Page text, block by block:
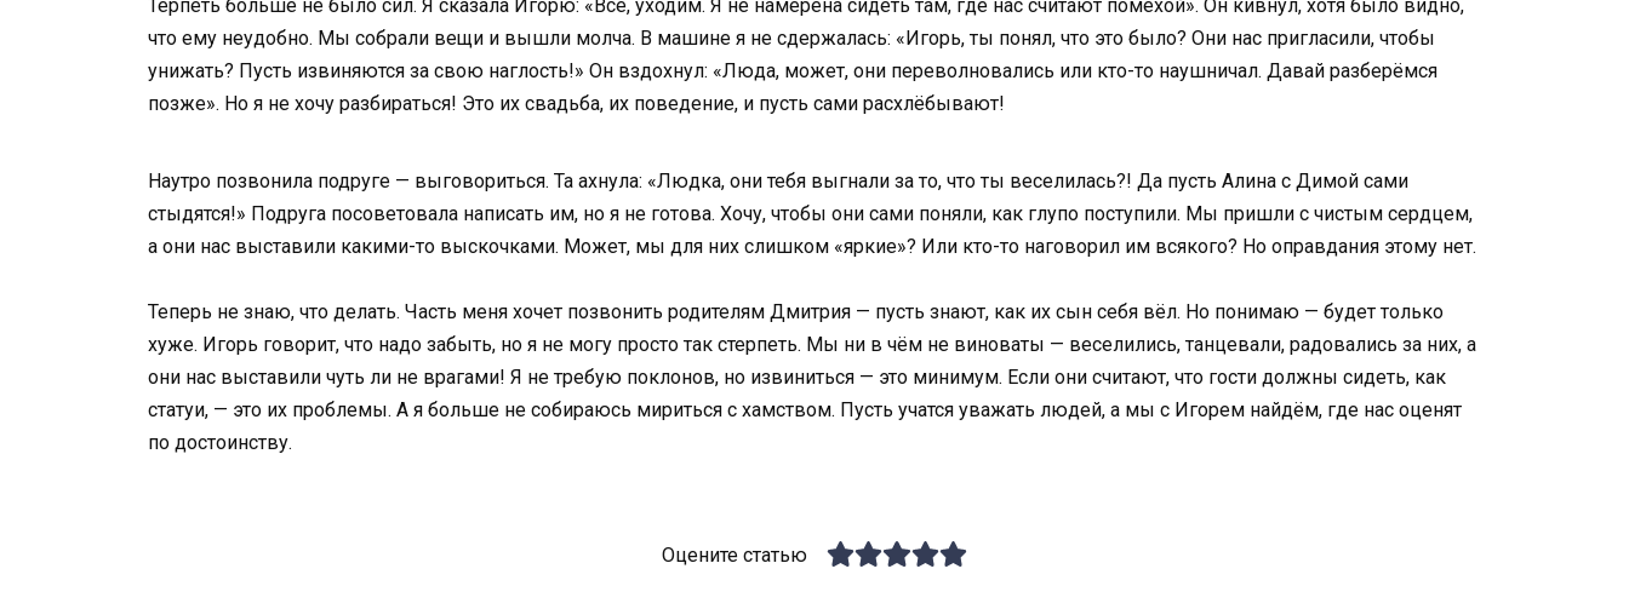
Терпеть больше не было сил. Я сказала Игорю: «Всё, уходим. Я не намерена сидеть там, где нас считают помехой». Он кивнул, хотя было видно,
что ему неудобно. Мы собрали вещи и вышли молча. В машине я не сдержалась: «Игорь, ты понял, что это было? Они нас пригласили, чтобы
унижать? Пусть извиняются за свою наглость!» Он вздохнул: «Люда, может, они переволновались или кто-то наушничал. Давай разберёмся
позже». Но я не хочу разбираться! Это их свадьба, их поведение, и пусть сами расхлёбывают!
Наутро позвонила подруге — выговориться. Та ахнула: «Людка, они тебя выгнали за то, что ты веселилась?! Да пусть Алина с Димой сами
стыдятся!» Подруга посоветовала написать им, но я не готова. Хочу, чтобы они сами поняли, как глупо поступили. Мы пришли с чистым сердцем,
а они нас выставили какими-то выскочками. Может, мы для них слишком «яркие»? Или кто-то наговорил им всякого? Но оправдания этому нет.
Теперь не знаю, что делать. Часть меня хочет позвонить родителям Дмитрия — пусть знают, как их сын себя вёл. Но понимаю — будет только
хуже. Игорь говорит, что надо забыть, но я не могу просто так стерпеть. Мы ни в чём не виноваты — веселились, танцевали, радовались за них, а
они нас выставили чуть ли не врагами! Я не требую поклонов, но извиниться — это минимум. Если они считают, что гости должны сидеть, как
статуи, — это их проблемы. А я больше не собираюсь мириться с хамством. Пусть учатся уважать людей, а мы с Игорем найдём, где нас оценят
по достоинству.
Оцените статью